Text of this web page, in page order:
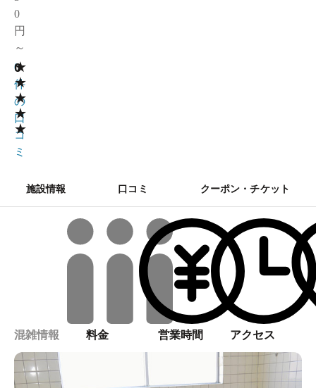
0
円
～
★
★
★
★
★
0
0
件
の
口
コ
ミ
施設情報 口コミ クーポン・チケット
混雑情報 料金 営業時間 アクセス